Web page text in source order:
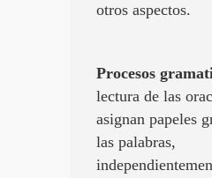
otros aspectos.
Procesos
lectura de las
asignan papeles
las palabras,